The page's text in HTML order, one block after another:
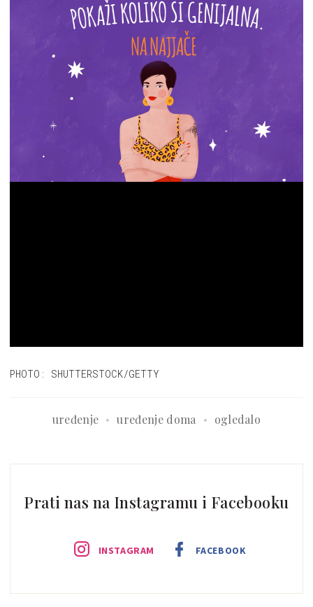
PHOTO: SHUTTERSTOCK/GETTY
uređenje uređenje doma ogledalo
Prati nas na Instagramu i Facebooku
INSTAGRAM FACEBOOK